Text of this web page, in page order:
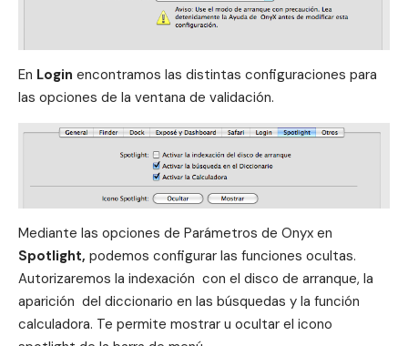
En Login encontramos las distintas configuraciones para
las opciones de la ventana de validación.
Mediante las opciones de Parámetros de Onyx en
Spotlight, podemos configurar las funciones ocultas.
Autorizaremos la indexación con el disco de arranque, la
aparición del diccionario en las búsquedas y la función
calculadora. Te permite mostrar u ocultar el icono